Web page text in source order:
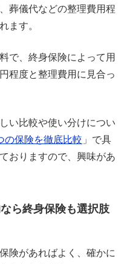
葬儀代などの整理費用程
ます。
で、終身保険によって用
程度と整理費用に見合っ
い比較や使い分けについ
の保険を徹底比較 」で具
おりますので、興味があ
ら終身保険も選択肢
険があればよく、確かに